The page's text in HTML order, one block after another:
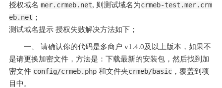
授权域名 mer.crmeb.net, 则测试域名为crmeb-test.mer.crm
eb.net ；
测试域名提示 授权失败解决方法如下；
一、 请确认你的代码是多商户 v1.4.0及以上版本，如果不
是请更换加密文件，方法是：下载最新的安装包，然后找到加
密文件 config/crmeb.php 和文件夹crmeb/basic ，覆盖到项
目中。